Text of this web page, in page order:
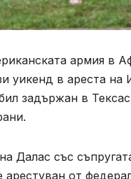
армия в
уикенд в ареста на
задържан в
Далас със
от